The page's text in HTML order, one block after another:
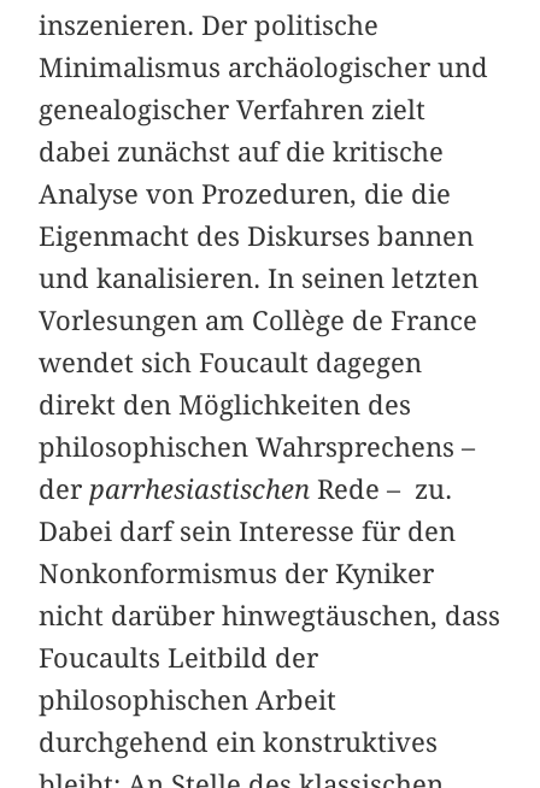
inszenieren. Der politische
Minimalismus archäologischer und
genealogischer Verfahren zielt
dabei zunächst auf die kritische
Analyse von Prozeduren, die die
Eigenmacht des Diskurses bannen
und kanalisieren. In seinen letzten
Vorlesungen am Collège de France
wendet sich Foucault dagegen
direkt den Möglichkeiten des
philosophischen Wahrsprechens –
der parrhesiastischen Rede – zu.
Dabei darf sein Interesse für den
Nonkonformismus der Kyniker
nicht darüber hinwegtäuschen, dass
Foucaults Leitbild der
philosophischen Arbeit
durchgehend ein konstruktives